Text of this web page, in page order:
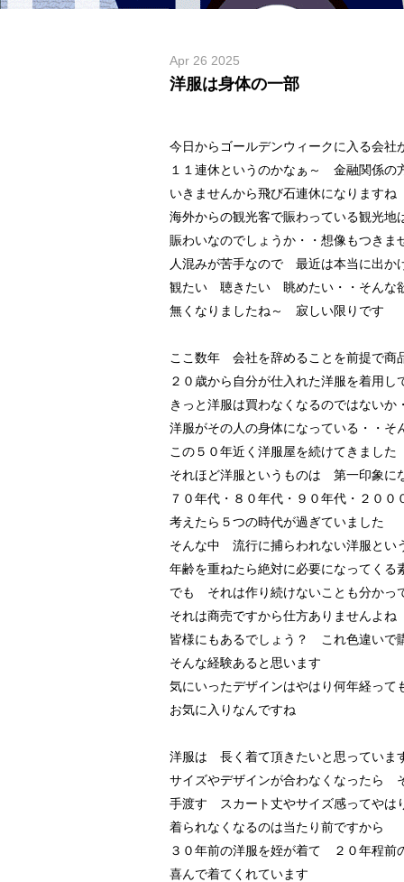
Apr 26 2025
洋服は身体の一部
今日からゴールデンウィークに入る会社
１１連休というのかなぁ～ 金融関係の
いきませんから飛び石連休になりますね
海外からの観光客で賑わっている観光
賑わいなのでしょうか・・想像もつきま
人混みが苦手なので 最近は本当に出か
観たい 聴きたい 眺めたい・・そんな
無くなりましたね～ 寂しい限りです
ここ数年 会社を辞めることを前提で商
２０歳から自分が仕入れた洋服を着用
きっと洋服は買わなくなるのではないか
洋服がその人の身体になっている・・そ
この５０年近く洋服屋を続けてきました
それほど洋服というものは 第一印象に
７０年代・８０年代・９０年代・２００
考えたら５つの時代が過ぎていました
そんな中 流行に捕らわれない洋服とい
年齢を重ねたら絶対に必要になってくる
でも それは作り続けないことも分かっ
それは商売ですから仕方ありませんよね
皆様にもあるでしょう？ これ色違いで
そんな経験あると思います
気にいったデザインはやはり何年経っ
お気に入りなんですね
洋服は 長く着て頂きたいと思っていま
サイズやデザインが合わなくなったら
手渡す スカート丈やサイズ感ってやは
着られなくなるのは当たり前ですから
３０年前の洋服を姪が着て ２０年程前
喜んで着てくれています